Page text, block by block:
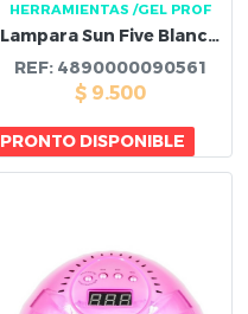
HERRAMIENTAS /GEL PROF
Lampara Sun Five Blanca 48W
REF: 4890000090561
$ 9.500
PRONTO DISPONIBLE